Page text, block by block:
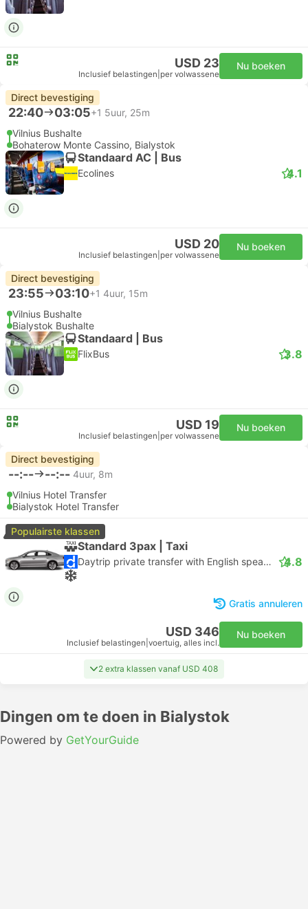
USD 23
Inclusief belastingen per volwassene
Nu boeken
Direct bevestiging
22:40 03:05+1 5uur, 25m
Vilnius Bushalte
Bohaterow Monte Cassino, Bialystok
Standaard AC | Bus
Ecolines 4.1
USD 20
Inclusief belastingen per volwassene
Nu boeken
Direct bevestiging
23:55 03:10+1 4uur, 15m
Vilnius Bushalte
Bialystok Bushalte
Standaard | Bus
FlixBus 3.8
USD 19
Inclusief belastingen per volwassene
Nu boeken
Direct bevestiging
--:-- --:-- 4uur, 8m
Vilnius Hotel Transfer
Bialystok Hotel Transfer
Populairste klassen
Standard 3pax | Taxi
Daytrip private transfer with English speaking driver 4.8
Gratis annuleren
USD 346
Inclusief belastingen voertuig, alles incl.
Nu boeken
2 extra klassen vanaf USD 408
Dingen om te doen in Bialystok
Powered by GetYourGuide